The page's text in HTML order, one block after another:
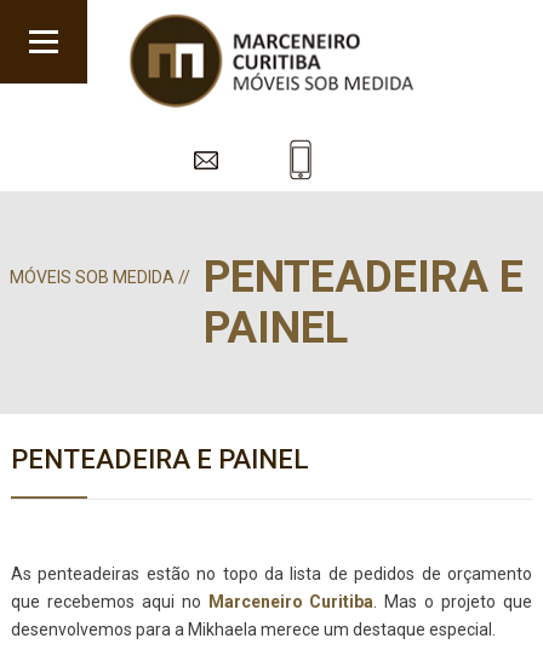
MÓVEIS SOB MEDIDA //
PENTEADEIRA E
PAINEL
PENTEADEIRA E PAINEL
As penteadeiras estão no topo da lista de pedidos de orçamento
que recebemos aqui no
Marceneiro Curitiba . Mas o projeto que
desenvolvemos para a Mikhaela merece um destaque especial.